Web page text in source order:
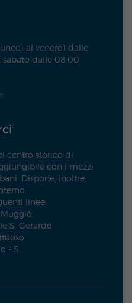
al venerdì dalle
sabato dalle 08:00
centro storico di
con i mezzi
Dispone, inoltre,
linee:
Muggiò
S. Gerardo
- S.